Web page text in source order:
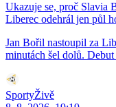
Ukazuje se, proč Slavia
Liberec odehrál jen půl
Jan Bořil nastoupil za
minutách šel dolů.
SportyŽivě